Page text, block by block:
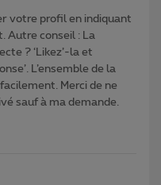
votre profil en indiquant
Autre conseil : La
? ‘Likez’-la et
L’ensemble de la
Merci de ne
sauf à ma demande.